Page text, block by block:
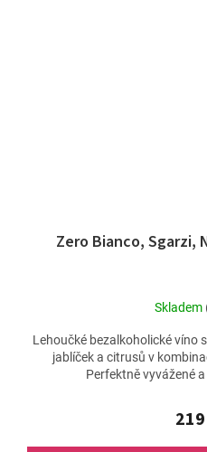
Zero Bianco, Sgarzi,
Skladem
Lehoučké bezalkoholické víno
jablíček a citrusů v
Perfektně vyvážené